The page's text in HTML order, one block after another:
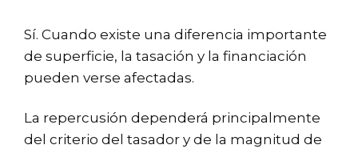
Sí. Cuando existe una diferencia importante
de superficie, la tasación y la financiación
pueden verse afectadas.
La repercusión dependerá principalmente
del criterio del tasador y de la magnitud de